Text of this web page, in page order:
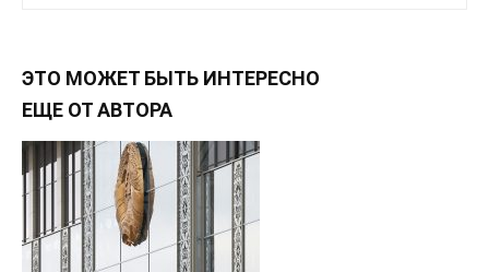
ЭТО МОЖЕТ БЫТЬ ИНТЕРЕСНО
ЕЩЕ ОТ АВТОРА